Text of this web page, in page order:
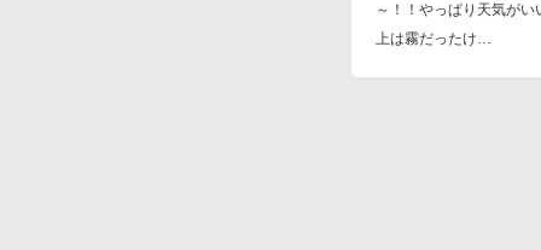
～！！やっぱり天気が
上は霧だったけ…